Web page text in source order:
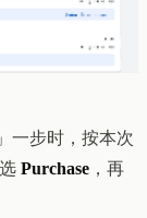
一步时，按本次
Purchase ，再